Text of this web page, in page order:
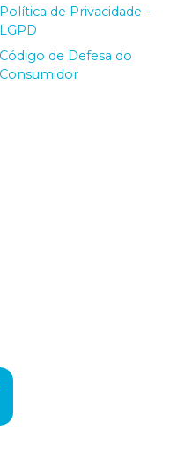
Política de Privacidade -
LGPD
Código de Defesa do
Consumidor